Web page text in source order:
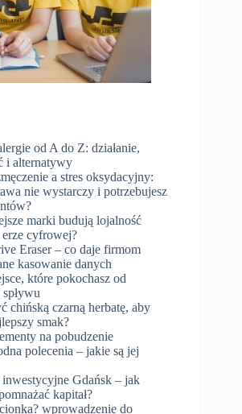
od A do Z: działanie,
i alternatywy
a stres oksydacyjny:
nie wystarczy i potrzebujesz
marki budują lojalność
cyfrowej?
Eraser – co daje firmom
kasowanie danych
które pokochasz od
chińską czarną herbatę, aby
smak?
na pobudzenie
polecenia – jakie są jej
Gdańsk – jak
kapitał?
wprowadzenie do